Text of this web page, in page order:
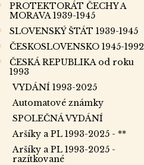
PROTEKTORÁT ČECHY A
MORAVA 1939-1945
SLOVENSKÝ ŠTÁT 1939-1945
ČESKOSLOVENSKO 1945-1992
ČESKÁ REPUBLIKA od roku
1993
VYDÁNÍ 1993-2025
Automatové známky
SPOLEČNÁ VYDÁNÍ
Aršíky a PL 1993-2025 - **
Aršíky a PL 1993-2025 -
razítkované